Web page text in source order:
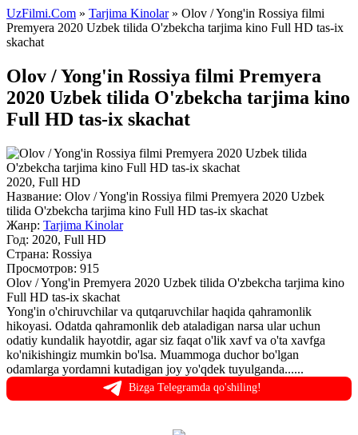
UzFilmi.Com » Tarjima Kinolar» Olov / Yong'in Rossiya filmi
Premyera 2020 Uzbek tilida O'zbekcha tarjima kino Full HD tas-ix
skachat
Olov / Yong'in Rossiya filmi Premyera
2020 Uzbek tilida O'zbekcha tarjima kino
Full HD tas-ix skachat
2020, Full HD
Название: Olov / Yong'in Rossiya filmi Premyera 2020 Uzbek
tilida O'zbekcha tarjima kino Full HD tas-ix skachat
Жанр: Tarjima Kinolar
Год: 2020, Full HD
Страна: Rossiya
Просмотров: 915
Olov / Yong'in Premyera 2020 Uzbek tilida O'zbekcha tarjima kino
Full HD tas-ix skachat
Yong'in o'chiruvchilar va qutqaruvchilar haqida qahramonlik
hikoyasi. Odatda qahramonlik deb ataladigan narsa ular uchun
odatiy kundalik hayotdir, agar siz faqat o'lik xavf va o'ta xavfga
ko'nikishingiz mumkin bo'lsa. Muammoga duchor bo'lgan
odamlarga yordamni kutadigan joy yo'qdek tuyulganda......
Bizga Telegramda qo'shiling!